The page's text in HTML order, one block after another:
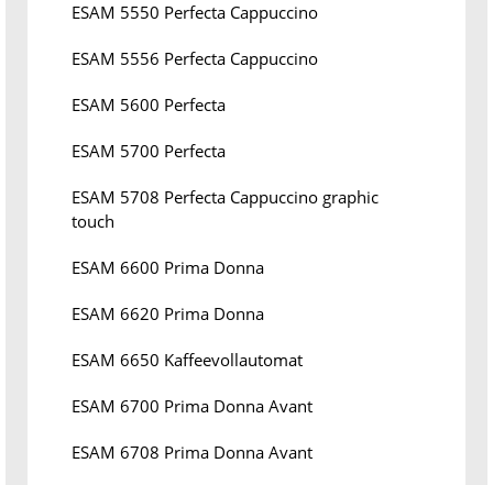
ESAM 5550 Perfecta Cappuccino
ESAM 5556 Perfecta Cappuccino
ESAM 5600 Perfecta
ESAM 5700 Perfecta
ESAM 5708 Perfecta Cappuccino graphic
touch
ESAM 6600 Prima Donna
ESAM 6620 Prima Donna
ESAM 6650 Kaffeevollautomat
ESAM 6700 Prima Donna Avant
ESAM 6708 Prima Donna Avant